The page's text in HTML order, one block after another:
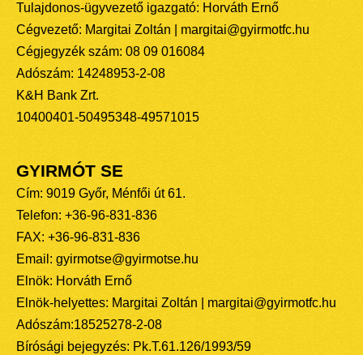
Tulajdonos-ügyvezető igazgató: Horváth Ernő
Cégvezető: Margitai Zoltán | margitai@gyirmotfc.hu
Cégjegyzék szám: 08 09 016084
Adószám: 14248953-2-08
K&H Bank Zrt.
10400401-50495348-49571015
GYIRMÓT SE
Cím: 9019 Győr, Ménfői út 61.
Telefon: +36-96-831-836
FAX: +36-96-831-836
Email: gyirmotse@gyirmotse.hu
Elnök: Horváth Ernő
Elnök-helyettes: Margitai Zoltán | margitai@gyirmotfc.hu
Adószám:18525278-2-08
Bírósági bejegyzés: Pk.T.61.126/1993/59